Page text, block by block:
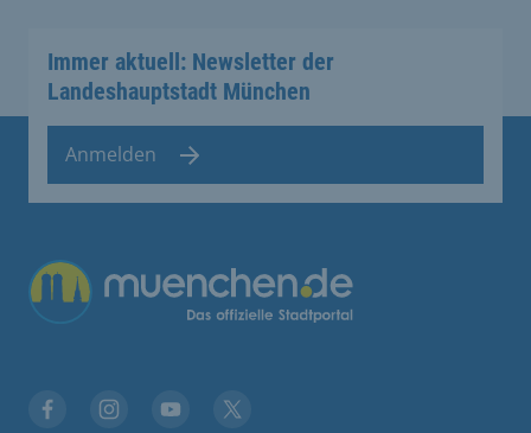
Immer aktuell: Newsletter der
Landeshauptstadt München
Anmelden
Übergreifende Links